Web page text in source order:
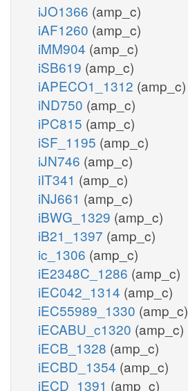
iJO1366 (amp_c)
iAF1260 (amp_c)
iMM904 (amp_c)
iSB619 (amp_c)
iAPECO1_1312 (amp_c)
iND750 (amp_c)
iPC815 (amp_c)
iSF_1195 (amp_c)
iJN746 (amp_c)
iIT341 (amp_c)
iNJ661 (amp_c)
iBWG_1329 (amp_c)
iB21_1397 (amp_c)
ic_1306 (amp_c)
iE2348C_1286 (amp_c)
iEC042_1314 (amp_c)
iEC55989_1330 (amp_c)
iECABU_c1320 (amp_c)
iECB_1328 (amp_c)
iECBD_1354 (amp_c)
iECD_1391 (amp_c)